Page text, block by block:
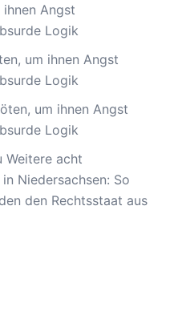
Angst
Logik
um ihnen Angst
Logik
um ihnen Angst
Logik
Weitere acht
Niedersachsen: So
den Rechtsstaat aus